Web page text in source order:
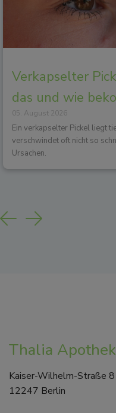
Verkapselter
das und wie
los?
05. August 2026
Ein verkapselter Pickel liegt
verschwindet oft nicht so
Ursachen.
Previous
Next
Thalia
Kaiser-Wilhelm-Straße
12247 Berlin